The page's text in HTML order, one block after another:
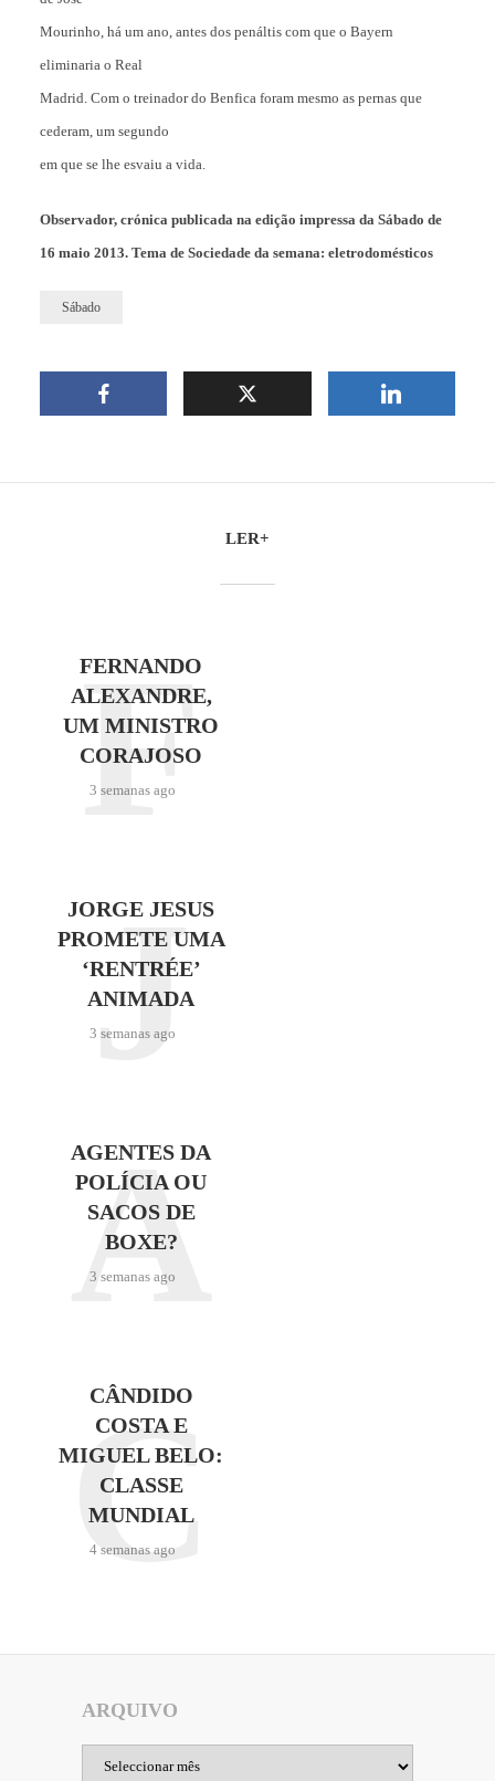
Mourinho, há um ano, antes dos penáltis com que o Bayern
eliminaria o Real
Madrid. Com o treinador do Benfica foram mesmo as pernas que
cederam, um segundo
em que se lhe esvaiu a vida.
Observador, crónica publicada na edição impressa da Sábado de
16 maio 2013. Tema de Sociedade da semana: eletrodomésticos
Sábado
LER+
FERNANDO
ALEXANDRE,
UM MINISTRO
CORAJOSO
3 semanas ago
F
JORGE JESUS
PROMETE UMA
‘RENTRÉE’
ANIMADA
3 semanas ago
J
AGENTES DA
POLÍCIA OU
SACOS DE
BOXE?
3 semanas ago
A
CÂNDIDO
COSTA E
MIGUEL BELO:
CLASSE
MUNDIAL
4 semanas ago
C
ARQUIVO